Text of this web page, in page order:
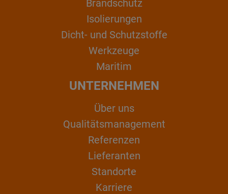
Brandschutz
Isolierungen
Dicht- und Schutzstoffe
Werkzeuge
Maritim
UNTERNEHMEN
Über uns
Qualitätsmanagement
Referenzen
Lieferanten
Standorte
Karriere